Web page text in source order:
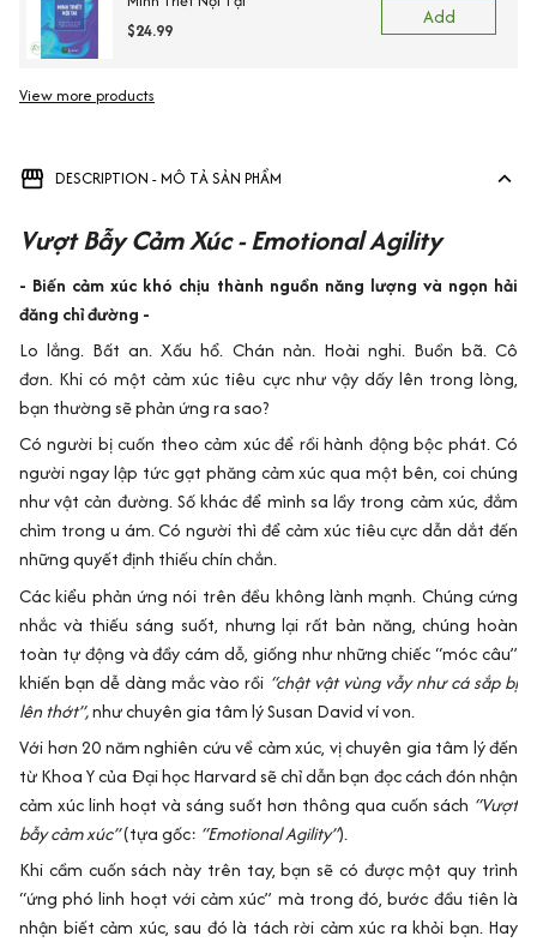
$24.99
Add
View more products
DESCRIPTION - MÔ TẢ SẢN PHẨM
Vượt Bẫy Cảm Xúc - Emotional Agility
- Biến cảm xúc khó chịu thành nguồn năng lượng và ngọn hải
đăng chỉ đường -
Lo lắng. Bất an. Xấu hổ. Chán nản. Hoài nghi. Buồn bã. Cô
đơn. Khi có một cảm xúc tiêu cực như vậy dấy lên trong lòng,
bạn thường sẽ phản ứng ra sao?
Có người bị cuốn theo cảm xúc để rồi hành động bộc phát. Có
người ngay lập tức gạt phăng cảm xúc qua một bên, coi chúng
như vật cản đường. Số khác để mình sa lầy trong cảm xúc, đắm
chìm trong u ám. Có người thì để cảm xúc tiêu cực dẫn dắt đến
những quyết định thiếu chín chắn.
Các kiểu phản ứng nói trên đều không lành mạnh. Chúng cứng
nhắc và thiếu sáng suốt, nhưng lại rất bản năng, chúng hoàn
toàn tự động và đầy cám dỗ, giống như những chiếc “móc câu”
khiến bạn dễ dàng mắc vào rồi “chật vật vùng vẫy như cá sắp bị
lên thớt”,như chuyên gia tâm lý Susan David ví von.
Với hơn 20 năm nghiên cứu về cảm xúc, vị chuyên gia tâm lý đến
từ Khoa Y của Đại học Harvard sẽ chỉ dẫn bạn đọc cách đón nhận
cảm xúc linh hoạt và sáng suốt hơn thông qua cuốn sách “Vượt
bẫy cảm xúc”(tựa gốc: “Emotional Agility”).
Khi cầm cuốn sách này trên tay, bạn sẽ có được một quy trình
“ứng phó linh hoạt với cảm xúc” mà trong đó, bước đầu tiên là
nhận biết cảm xúc, sau đó là tách rời cảm xúc ra khỏi bạn. Hay